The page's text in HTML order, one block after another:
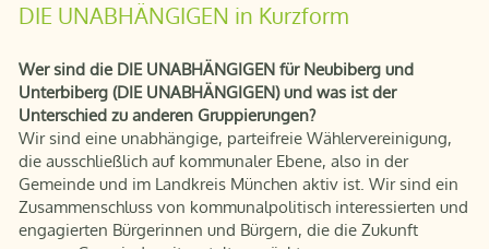
DIE UNABHÄNGIGEN in Kurzform
Wer sind die DIE UNABHÄNGIGEN für Neubiberg und
Unterbiberg (DIE UNABHÄNGIGEN) und was ist der
Unterschied zu anderen Gruppierungen?
Wir sind eine unabhängige, parteifreie Wählervereinigung,
die ausschließlich auf kommunaler Ebene, also in der
Gemeinde und im Landkreis München aktiv ist. Wir sind ein
Zusammenschluss von kommunalpolitisch interessierten und
engagierten Bürgerinnen und Bürgern, die die Zukunft